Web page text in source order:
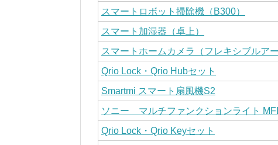
スマートロボット掃除機（B300）
スマート加湿器（卓上）
スマートホームカメラ（フレキシブルアー
Qrio Lock・Qrio Hubセット
Smartmi スマート扇風機S2
ソニー マルチファンクションライト
Qrio Lock・Qrio Keyセット